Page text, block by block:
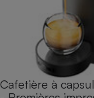
Cafetière à